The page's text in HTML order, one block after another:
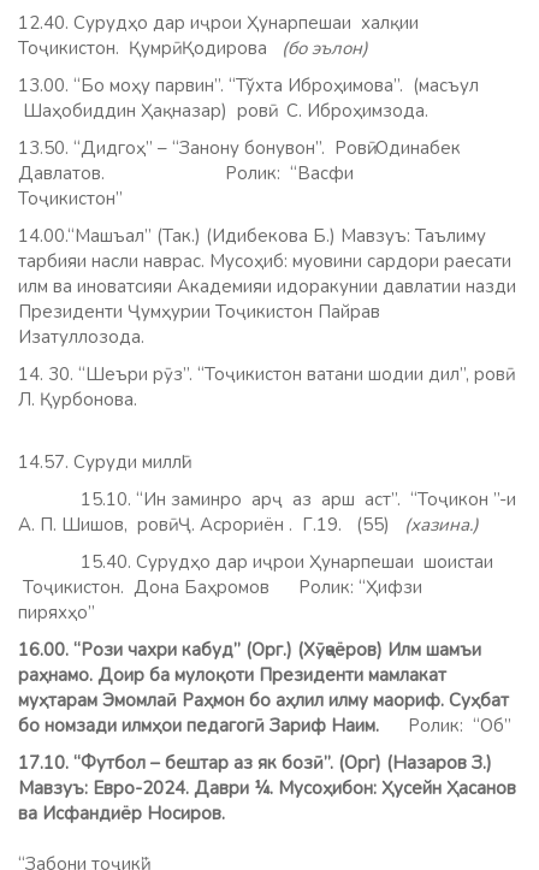
12.40. Сурудҳо дар иҷрои Ҳунарпешаи халқии
Тоҷикистон. Қумрӣ Қодирова (бо эълон)
13.00. “Бо моҳу парвин”. “Тўхта Иброҳимова”. (масъул
Шаҳобиддин Ҳақназар) ровӣ: С. Иброҳимзода.
13.50. “Дидгоҳ” – “Занону бонувон”. Ровӣ: Одинабек
Давлатов.
Ролик: “Васфи
Тоҷикистон”
14.00.“Машъал” (Так.) (Идибекова Б.) Мавзуъ: Таълиму
тарбияи насли наврас. Мусоҳиб: муовини сардори раесати
илм ва иноватсияи Академияи идоракунии давлатии назди
Президенти Ҷумҳурии Тоҷикистон Пайрав
Изатуллозода.
14. 30. “Шеъри рӯз”. “Тоҷикистон ватани шодии дил”, ровӣ
Л. Қурбонова.
14.57. Суруди миллӣ!
15.10. “Ин заминро арҷ аз арш аст”. “Тоҷикон ”-и
А. П. Шишов, ровӣ Ҷ. Асрориён . Г.19. (55) (хазина.)
15.40. Сурудҳо дар иҷрои Ҳунарпешаи шоистаи
Тоҷикистон. Дона Баҳромов
Ролик: “Ҳифзи
пиряхҳо”
16.00. “Рози чахри кабуд” (Орг.) (Хӯҷаёров) Илм шамъи
раҳнамо. Доир ба мулоқоти Президенти мамлакат
муҳтарам Эмомлаӣ Раҳмон бо аҳлил илму маориф. Суҳбат
бо номзади илмҳои педагогӣ Зариф Наим. Ролик: “Об”
17.10. “Футбол – бештар аз як бозӣ”. (Орг) (Назаров З.)
Мавзуъ: Евро-2024. Даври ¼. Мусоҳибон: Ҳусейн Ҳасанов
ва Исфандиёр Носиров.
“Забони тоҷикӣ”